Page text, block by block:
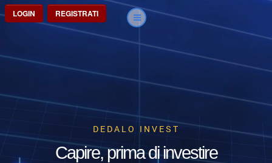
LOGIN REGISTRATI
DEDALO INVEST
Capire, prima di investire